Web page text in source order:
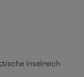
Inselreich